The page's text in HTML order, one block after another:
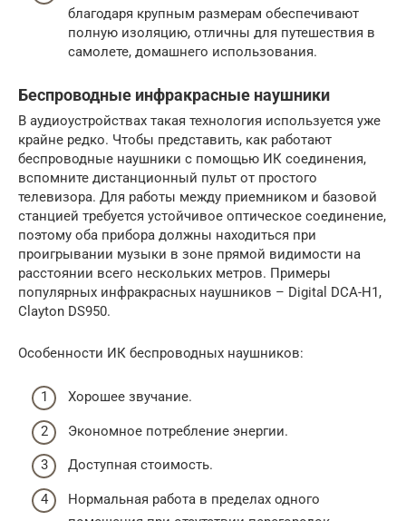
благодаря крупным размерам обеспечивают
полную изоляцию, отличны для путешествия в
самолете, домашнего использования.
Беспроводные инфракрасные наушники
В аудиоустройствах такая технология используется уже
крайне редко. Чтобы представить, как работают
беспроводные наушники с помощью ИК соединения,
вспомните дистанционный пульт от простого
телевизора. Для работы между приемником и базовой
станцией требуется устойчивое оптическое соединение,
поэтому оба прибора должны находиться при
проигрывании музыки в зоне прямой видимости на
расстоянии всего нескольких метров. Примеры
популярных инфракрасных наушников – Digital DCA-H1,
Clayton DS950.
Особенности ИК беспроводных наушников:
Хорошее звучание.
Экономное потребление энергии.
Доступная стоимость.
Нормальная работа в пределах одного